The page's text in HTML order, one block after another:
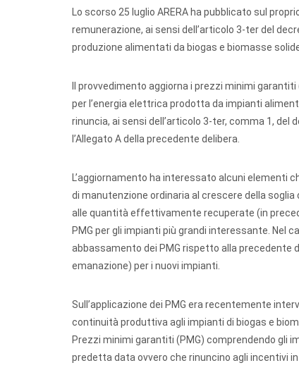
Lo scorso 25 luglio ARERA ha pubblicato sul
remunerazione, ai sensi dell’articolo 3-ter del
produzione alimentati da biogas e biomasse
Il provvedimento aggiorna i prezzi minimi
per l’energia elettrica prodotta da impianti
rinuncia, ai sensi dell’articolo 3-ter, comma 1,
l’Allegato A della precedente delibera.
L’aggiornamento ha interessato alcuni elementi
di manutenzione ordinaria al crescere della
alle quantità effettivamente recuperate (in
PMG per gli impianti più grandi interessante. Nel
abbassamento dei PMG rispetto alla precedente
emanazione) per i nuovi impianti.
Sull’applicazione dei PMG era recentemente
continuità produttiva agli impianti di biogas e
Prezzi minimi garantiti (PMG) comprendendo gli
predetta data ovvero che rinuncino agli incentivi